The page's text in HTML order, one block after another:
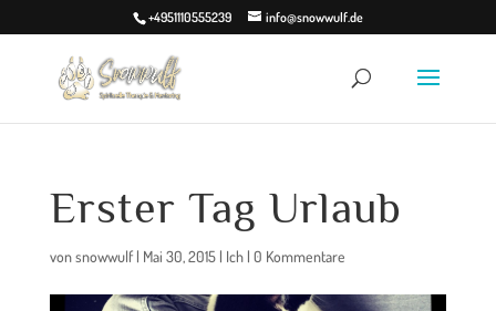
+4951110555239 info@snowwulf.de
Erster Tag Urlaub
vonsnowwulf| Mai 30, 2015| Ich| 0 Kommentare